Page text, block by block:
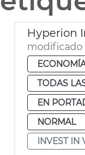
Hyperion
modificado
TODAS
EN
NORMAL
INVEST IN